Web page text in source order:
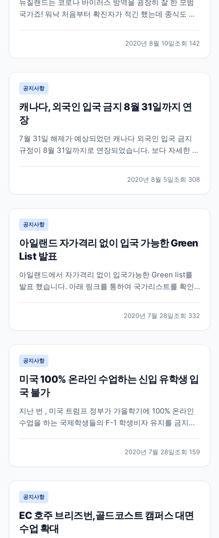
뉴질랜드는 코로나 바이러스 방역을 굉장히 잘 한 모범
국가죠! 워낙 처음부터 확진자가 적긴 했는데 종식도 선
네요 실제 뉴질랜드에 있는 학원들은 현지에 체류중인
학생들을 대상으로 수업을 진행하고 있습니다. 뉴스 링
크 걸...
2020년 8월 10일조회 142
공지사항
캐나다, 외국인 입국 금지 8월 31일까지 연
장
7월 31일 해제가 예상되었던 캐나다 외국인 입국 금지
규정이 8월 31일까지로 연장되었습니다. 보다 자세한 소
one-more-month-of-travel-restrictions-
0715202.html...
2020년 8월 5일조회 308
공지사항
아일랜드 자가격리 없이 입국 가능한 Green
List 발표
아일랜드에서 자가격리 없이 입국가능한 Green list를
발표 했습니다. 아래 링크를 통하여 국가리스트를 확인
2020년 7월 28일조회 332
공지사항
미국 100% 온라인 수업하는 신입 유학생 입
국 불가
지난 번 , 미국 트럼프 정부가 가을학기에 100% 온라인
수업을 하는 국제학생들의 F-1 학생비자 유지를 금지한
지라 등에 따르면 미국이 가을학기에 모든 강의를 온라
인으로만 진행하는 대학에 등록하려는 “ 신입 국...
2020년 7월 28일조회 159
공지사항
EC 호주 브리즈번,골드코스트 캠퍼스 대면
수업 확대